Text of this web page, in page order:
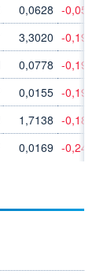
0,0628 -0,05%
3,3020 -0,19%
0,0778 -0,19%
0,0155 -0,19%
1,7138 -0,18%
0,0169 -0,24%